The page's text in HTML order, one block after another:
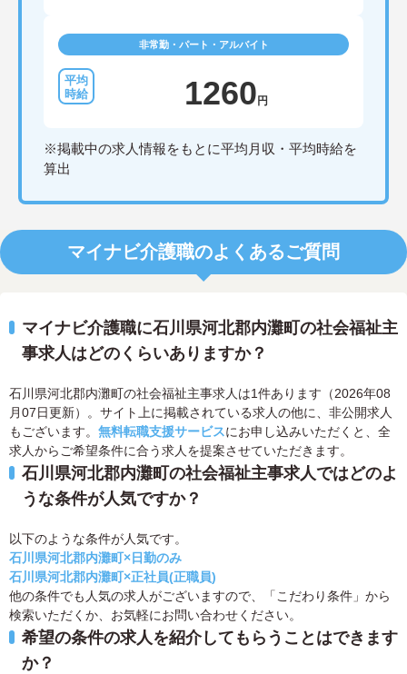
非常勤・パート・アルバイト
1260 円
※掲載中の求人情報をもとに平均月収・平均時給を
算出
マイナビ介護職のよくあるご質問
マイナビ介護職に石川県河北郡内灘町の社会福祉主
事求人はどのくらいありますか？
石川県河北郡内灘町の社会福祉主事求人は1件あります（2026年08
月07日更新）。サイト上に掲載されている求人の他に、非公開求人
もございます。 無料転職支援サービスにお申し込みいただくと、全
求人からご希望条件に合う求人を提案させていただきます。
石川県河北郡内灘町の社会福祉主事求人ではどのよ
うな条件が人気ですか？
以下のような条件が人気です。
石川県河北郡内灘町×日勤のみ
石川県河北郡内灘町×正社員(正職員)
他の条件でも人気の求人がございますので、「こだわり条件」から
検索いただくか、お気軽にお問い合わせください。
希望の条件の求人を紹介してもらうことはできます
か？